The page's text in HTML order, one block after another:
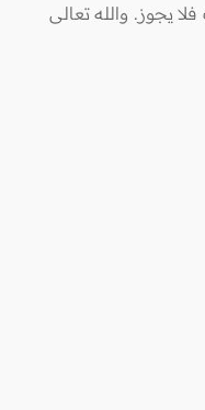
يجوز. والله تعالى